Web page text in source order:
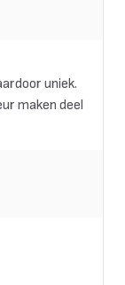
uniek.
maken deel